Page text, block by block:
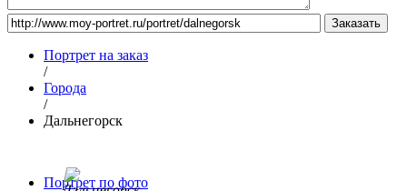
Портрет на заказ
/
Города
/
Дальнегорск
Портрет по фото